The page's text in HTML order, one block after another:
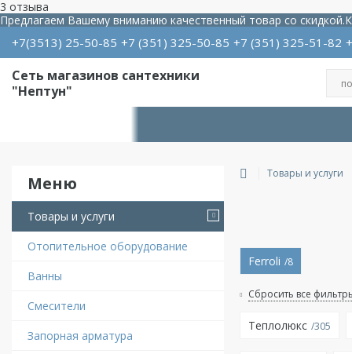
3 отзыва
Предлагаем Вашему вниманию качественный товар со скидкой.
+7(3513) 25-50-85 +7 351 325-50-85 +7 351 325-51-82
Сеть магазинов сантехники
"Нептун"
Товары и услуги
Отопительное оборудование
Ванны
Смесители
Запорная арматура
Товары и услуги
Ferroli 8
Сбросить все
Теплолюкс 305